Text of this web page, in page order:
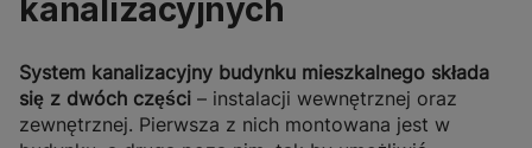
kanalizacyjnych
System kanalizacyjny budynku mieszkalnego składa
się z dwóch części – instalacji wewnętrznej oraz
zewnętrznej. Pierwsza z nich montowana jest w